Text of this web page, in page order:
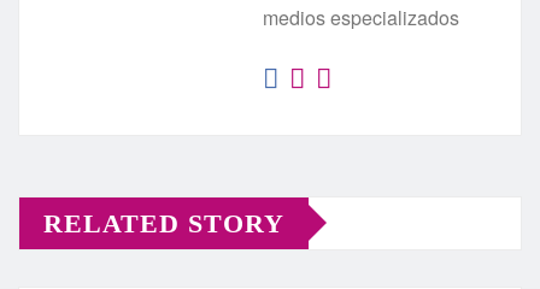
medios especializados
RELATED STORY